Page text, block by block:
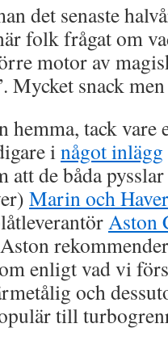
det senaste
folk frågat om
motor av
Mycket snack
hemma, tack vare
inågot inlägg
att de båda
Marin och
Aston
enligt vad vi
och
till